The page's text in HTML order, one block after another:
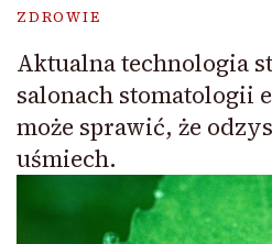
ZDROWIE
Aktualna technologia
salonach stomatologii
może sprawić, że
uśmiech.